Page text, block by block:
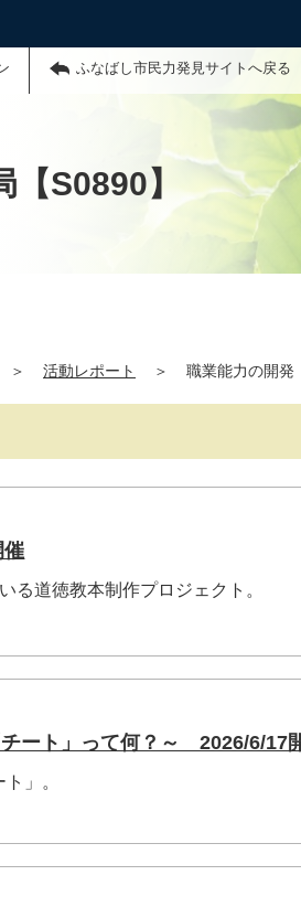
ふなばし市民力発見サイトへ戻る
S0890】
＞ 活動レポート ＞ 職業能力の開発
催
る道徳教本制作プロジェクト。
チート」って何？～ 2026/6/17
」。